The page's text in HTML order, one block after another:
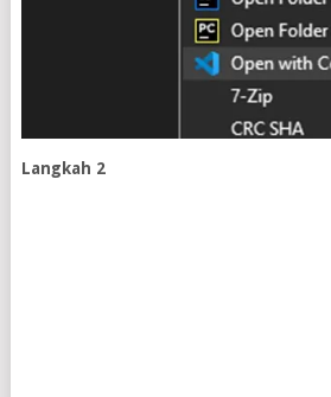
Langkah 2